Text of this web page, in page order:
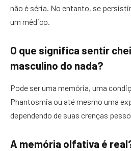
não é séria. No entanto, se
um médico.
O que significa sentir
masculino do nada?
Pode ser uma memória, uma
Phantosmia ou até mesmo uma
dependendo de suas crenças
A memória olfativa é